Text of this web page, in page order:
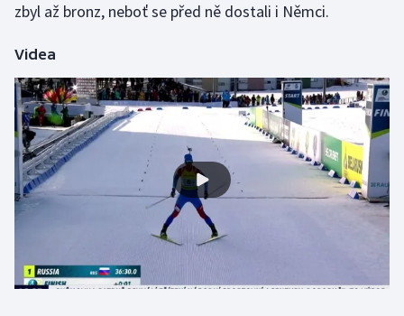
Motorsport
Olympijské hry
Parasport
Plážový volejbal
zbyl až bronz, neboť se před ně dostali i Němci.
Videa